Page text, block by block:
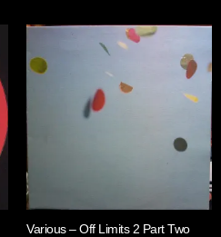
Various – Off Limits 2 Part Two